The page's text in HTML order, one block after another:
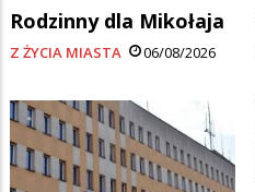
Rodzinny dla Mikołaja
Z ŻYCIA MIASTA 06/08/2026